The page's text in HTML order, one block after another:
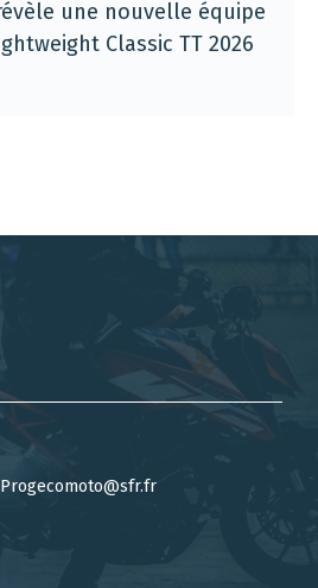
une nouvelle équipe
Classic TT 2026